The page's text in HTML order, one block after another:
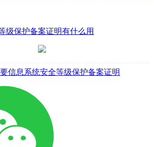
级保护备案证明有什么用
信息系统安全等级保护备案证明